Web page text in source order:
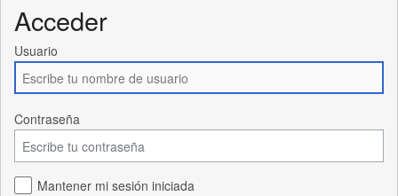
Acceder
Usuario
Contraseña
Mantener mi sesión iniciada